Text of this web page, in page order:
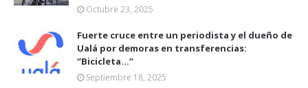
Octubre 23, 2025
Fuerte cruce entre un periodista y el dueño de
Ualá por demoras en transferencias:
“Bicicleta...”
Septiembre 18, 2025